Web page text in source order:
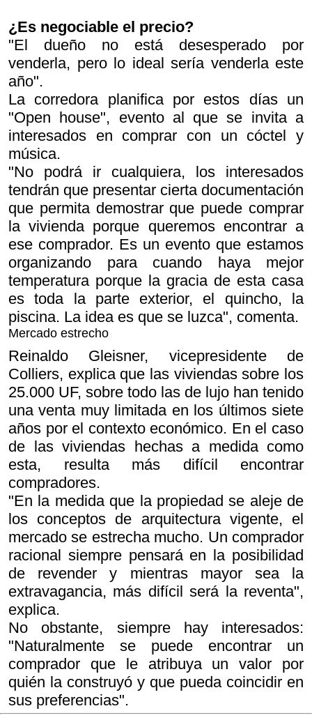
¿Es negociable el precio?
"El dueño no está desesperado por
venderla, pero lo ideal sería venderla este
año".
La corredora planifica por estos días un
"Open house", evento al que se invita a
interesados en comprar con un cóctel y
música.
"No podrá ir cualquiera, los interesados
tendrán que presentar cierta documentación
que permita demostrar que puede comprar
la vivienda porque queremos encontrar a
ese comprador. Es un evento que estamos
organizando para cuando haya mejor
temperatura porque la gracia de esta casa
es toda la parte exterior, el quincho, la
piscina. La idea es que se luzca", comenta.
Mercado estrecho
Reinaldo Gleisner, vicepresidente de
Colliers, explica que las viviendas sobre los
25.000 UF, sobre todo las de lujo han tenido
una venta muy limitada en los últimos siete
años por el contexto económico. En el caso
de las viviendas hechas a medida como
esta, resulta más difícil encontrar
compradores.
"En la medida que la propiedad se aleje de
los conceptos de arquitectura vigente, el
mercado se estrecha mucho. Un comprador
racional siempre pensará en la posibilidad
de revender y mientras mayor sea la
extravagancia, más difícil será la reventa",
explica.
No obstante, siempre hay interesados:
"Naturalmente se puede encontrar un
comprador que le atribuya un valor por
quién la construyó y que pueda coincidir en
sus preferencias".